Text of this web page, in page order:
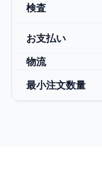
検査
お支払い
物流
最小注文数量